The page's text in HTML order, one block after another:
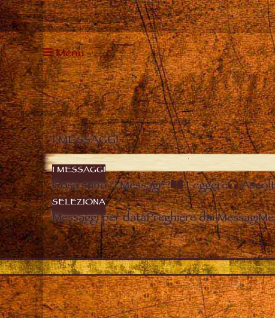
Menu
I MESSAGGI
I MESSAGGI
Cosa sono “i Messagi”? Leggere
SELEZIONA
Messaggi per dataPreghiere dai Messagi